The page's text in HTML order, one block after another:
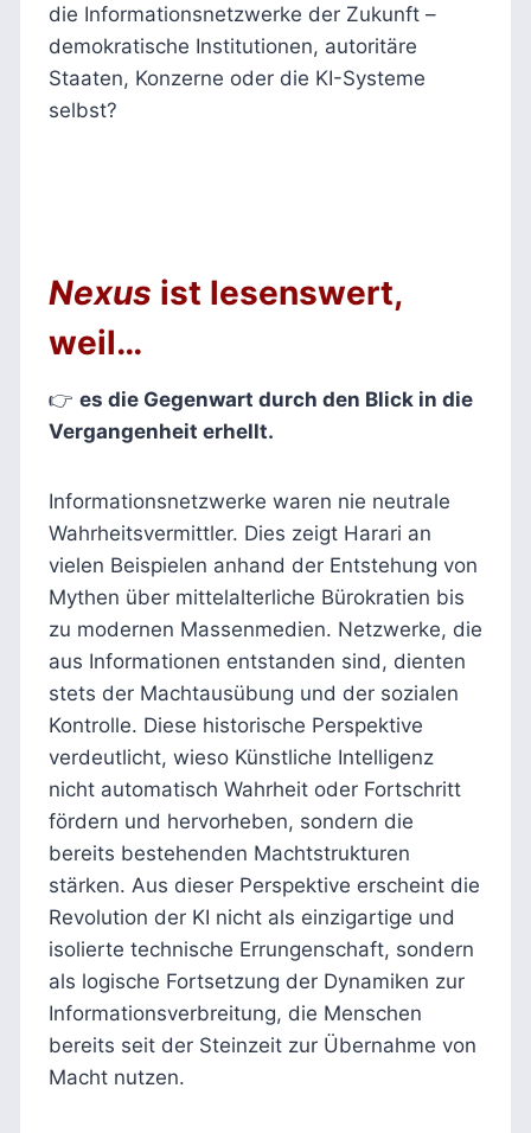
die Informationsnetzwerke der Zukunft –
demokratische Institutionen, autoritäre
Staaten, Konzerne oder die KI-Systeme
selbst?
Nexus ist lesenswert,
weil…
👉 es die Gegenwart durch den Blick in die
Vergangenheit erhellt.
Informationsnetzwerke waren nie neutrale
Wahrheitsvermittler. Dies zeigt Harari an
vielen Beispielen anhand der Entstehung von
Mythen über mittelalterliche Bürokratien bis
zu modernen Massenmedien. Netzwerke, die
aus Informationen entstanden sind, dienten
stets der Machtausübung und der sozialen
Kontrolle. Diese historische Perspektive
verdeutlicht, wieso Künstliche Intelligenz
nicht automatisch Wahrheit oder Fortschritt
fördern und hervorheben, sondern die
bereits bestehenden Machtstrukturen
stärken. Aus dieser Perspektive erscheint die
Revolution der KI nicht als einzigartige und
isolierte technische Errungenschaft, sondern
als logische Fortsetzung der Dynamiken zur
Informationsverbreitung, die Menschen
bereits seit der Steinzeit zur Übernahme von
Macht nutzen.